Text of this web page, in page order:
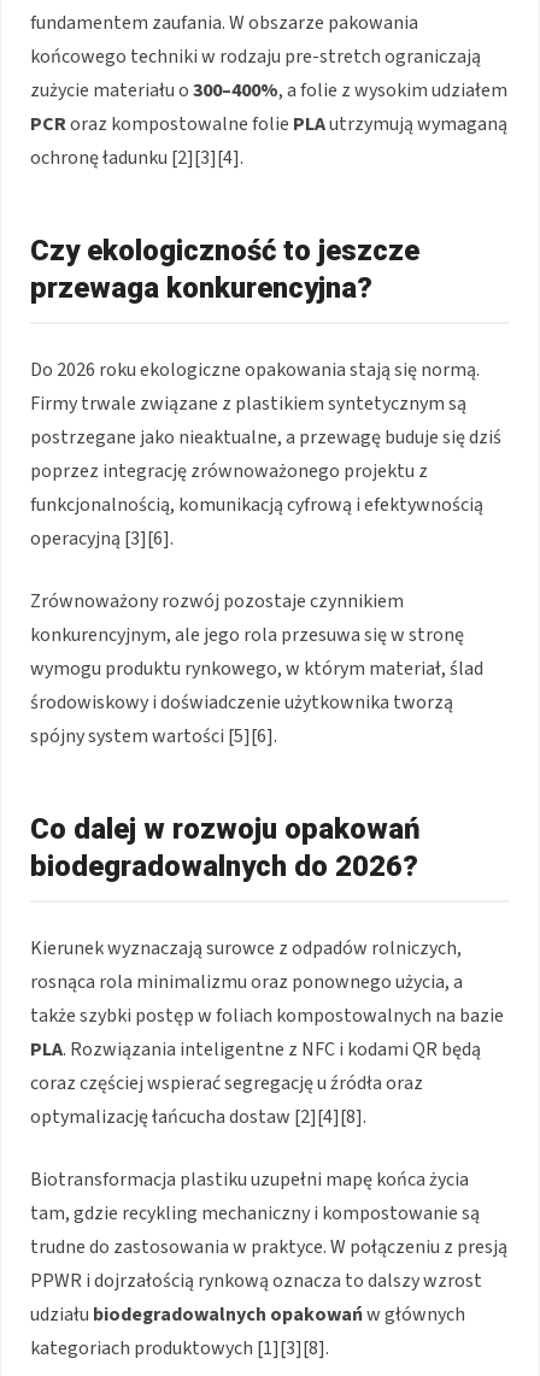
fundamentem zaufania. W obszarze pakowania
końcowego techniki w rodzaju pre-stretch ograniczają
zużycie materiału o300–400%, a folie z wysokim udziałem
PCRoraz kompostowalne folie PLAutrzymują wymaganą
ochronę ładunku [2][3][4].
Czy ekologiczność to jeszcze
przewaga konkurencyjna?
Do 2026 roku ekologiczne opakowania stają się normą.
Firmy trwale związane z plastikiem syntetycznym są
postrzegane jako nieaktualne, a przewagę buduje się dziś
poprzez integrację zrównoważonego projektu z
funkcjonalnością, komunikacją cyfrową i efektywnością
operacyjną [3][6].
Zrównoważony rozwój pozostaje czynnikiem
konkurencyjnym, ale jego rola przesuwa się w stronę
wymogu produktu rynkowego, w którym materiał, ślad
środowiskowy i doświadczenie użytkownika tworzą
spójny system wartości [5][6].
Co dalej w rozwoju opakowań
biodegradowalnych do 2026?
Kierunek wyznaczają surowce z odpadów rolniczych,
rosnąca rola minimalizmu oraz ponownego użycia, a
także szybki postęp w foliach kompostowalnych na bazie
PLA. Rozwiązania inteligentne z NFC i kodami QR będą
coraz częściej wspierać segregację u źródła oraz
optymalizację łańcucha dostaw [2][4][8].
Biotransformacja plastiku uzupełni mapę końca życia
tam, gdzie recykling mechaniczny i kompostowanie są
trudne do zastosowania w praktyce. W połączeniu z presją
PPWR i dojrzałością rynkową oznacza to dalszy wzrost
udziału biodegradowalnych opakowańw głównych
kategoriach produktowych [1][3][8].